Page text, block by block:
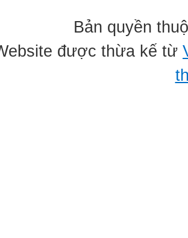
VOCABULARY
New words
Bản quyền
được thừa kế từ